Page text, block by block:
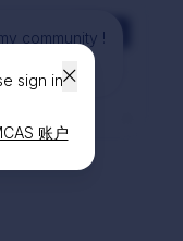
sign in
账户
community !
评论